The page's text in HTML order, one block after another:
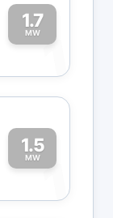
1.7
MW1
1.5
MW1